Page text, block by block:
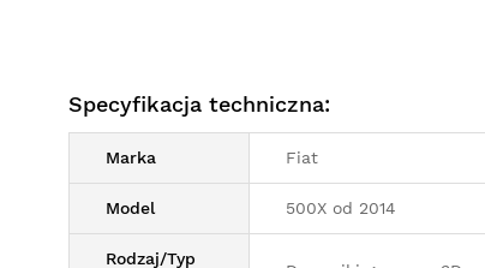
Specyfikacja techniczna:
Marka Fiat
Model 500X od 2014
Rodzaj/Typ